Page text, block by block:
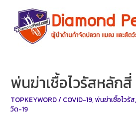
content
พ่นฆ่าเชื้อไวรัสหลักสี่
TOPKEYWORD/ COVID-19,พ่นฆ่าเชื้อไวรัส
วิด-19